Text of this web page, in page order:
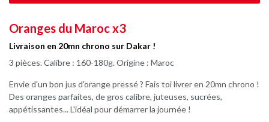
Oranges du Maroc x3
Livraison en 20mn chrono sur Dakar !
3 pièces. Calibre : 160-180g. Origine : Maroc
Envie d'un bon jus d'orange pressé ? Fais toi livrer en 20mn chrono !
Des oranges parfaites, de gros calibre, juteuses, sucrées,
appétissantes... L'idéal pour démarrer la journée !